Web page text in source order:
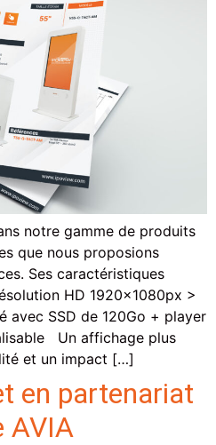
notre gamme de produits
que nous proposions
Ses caractéristiques
HD 1920x1080px >
avec SSD de 120Go + player
Un affichage plus
et un impact […]
en partenariat
AVIA